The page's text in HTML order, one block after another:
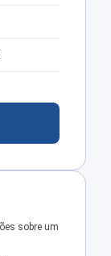
sobre um